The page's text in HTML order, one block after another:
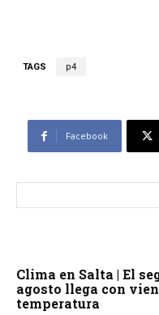
TAGS p4
Facebook
Clima en Salta | El
agosto llega con
temperatura